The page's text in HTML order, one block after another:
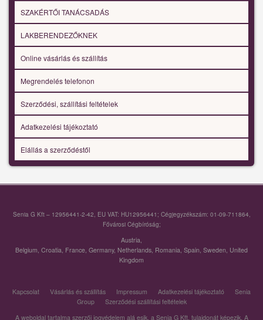
SZAKÉRTŐI TANÁCSADÁS
LAKBERENDEZŐKNEK
Online vásárlás és szállítás
Megrendelés telefonon
Szerződési, szállítási feltételek
Adatkezelési tájékoztató
Elállás a szerződéstől
Senia G Kft – 12956441-2-42, EU VAT: HU12956441; Cégjegyzékszám: 01-09-711864,
Fővárosi Cégbíróság;
Austria,
Belgium, Croatia, France, Germany, Netherlands, Romania, Spain, Sweden, United
Kingdom
Kapcsolat Vásárlás és szállítás Impressum Adatkezelési tájékoztató
Senia
Group
Szerződési szállítási feltételek
A weboldal tartalma szerzői jogvédelem alá esik, a Senia G Kft. tulajdonát képezik. A